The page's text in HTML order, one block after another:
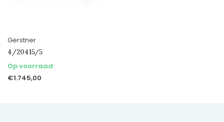
Gerstner
4/20415/5
Op voorraad
€1.745,00